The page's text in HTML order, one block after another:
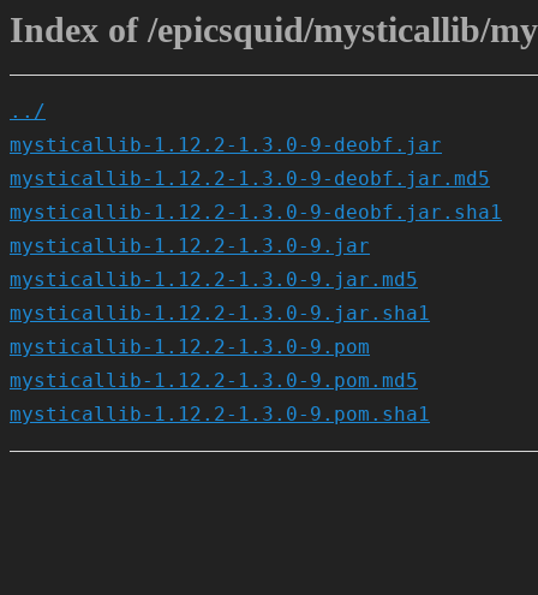
Index of /epicsquid/mysticallib/
../
mysticallib-1.12.2-1.3.0-9-deobf.jar
mysticallib-1.12.2-1.3.0-9-deobf.jar.md5
mysticallib-1.12.2-1.3.0-9-deobf.jar.sha1
mysticallib-1.12.2-1.3.0-9.jar
mysticallib-1.12.2-1.3.0-9.jar.md5
mysticallib-1.12.2-1.3.0-9.jar.sha1
mysticallib-1.12.2-1.3.0-9.pom
mysticallib-1.12.2-1.3.0-9.pom.md5
mysticallib-1.12.2-1.3.0-9.pom.sha1